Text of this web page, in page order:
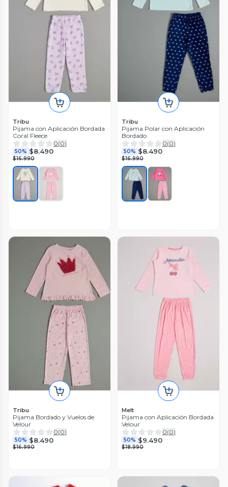
Tribu
Pijama con Aplicación Bordada
Coral Fleece
0(0)
50% $8.490
$16.990
Tribu
Pijama Polar con Aplicación
Bordado
0(0)
50% $8.490
$16.990
Tribu
Pijama Bordado y Vuelos de
Velour
0(0)
50% $8.490
$16.990
Melt
Pijama con Aplicación Bordada
Velour
0(0)
50% $9.490
$18.990